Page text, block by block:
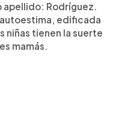
apellido: Rodríguez.
autoestima, edificada
niñas tienen la suerte
mamás.